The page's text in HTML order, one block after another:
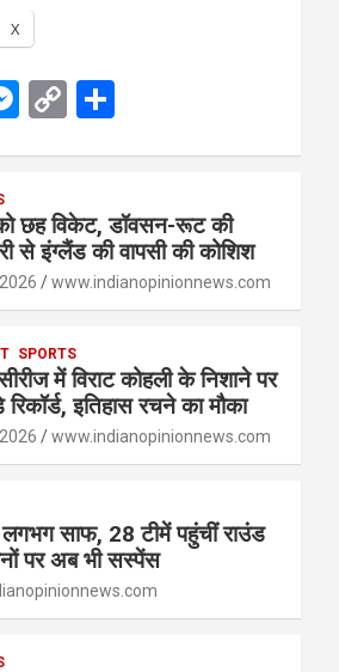
X
M
n
g
er
C
Li
n
k
e
छह विकेट, डॉवसन-रूट की
से इंग्लैंड की वापसी की कोशिश
www.indianopinionnews.com
SPORTS
में विराट कोहली के निशाने पर
इतिहास रचने का मौका
www.indianopinionnews.com
साफ, 28 टीमें पहुंचीं राउंड
पर अब भी सस्पेंस